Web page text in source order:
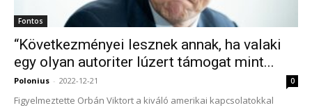
Fontos
“Következményei lesznek annak, ha valaki
egy olyan autoriter lúzert támogat mint...
Polonius - 2022-12-21 0
Figyelmeztette Orbán Viktort a kiváló amerikai kapcsolatokkal